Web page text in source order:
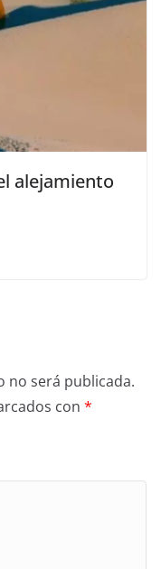
alejamiento
no será publicada.
con *